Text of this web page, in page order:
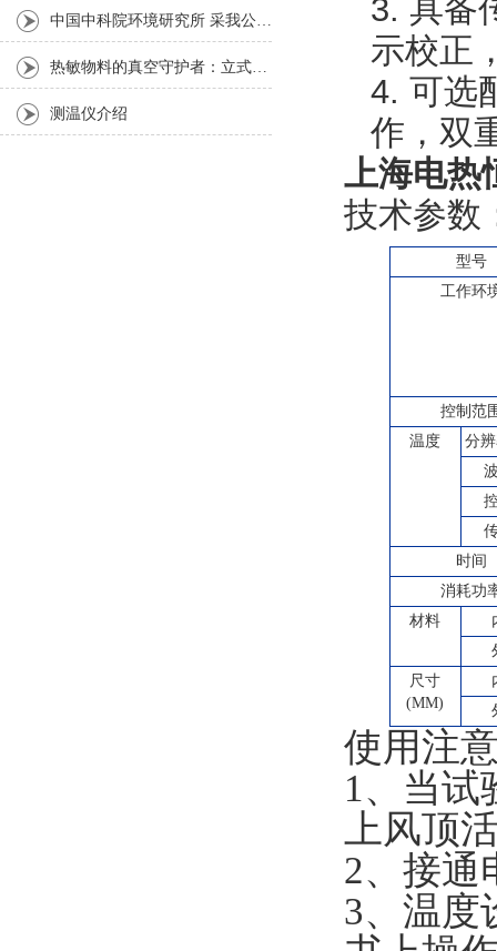
3. 具备
示校正
4. 可选
作，双
上海电热
技术参数
型号
工作环
控制范
温度
分
时间
消耗功
材料
尺寸
(MM)
使用注
1、当试
上风顶
2、接通
3、温度
中国中科院环境研究所 采我公司仪器300L人工气候箱 实验效果获高度评价
热敏物料的真空守护者：立式真空干燥箱选购指南
测温仪介绍